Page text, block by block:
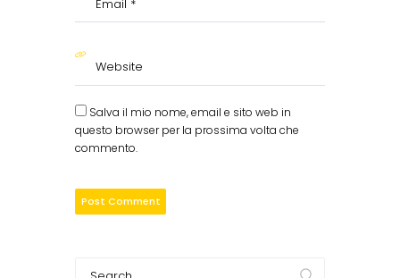
Salva il mio nome, email e sito web in
questo browser per la prossima volta che
commento.